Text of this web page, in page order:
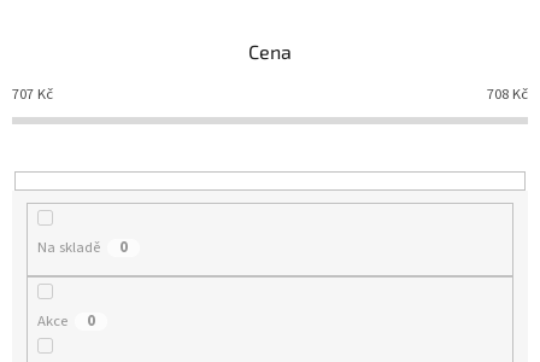
í
p
o
Cena
707 Kč 708 Kč
Na skladě 0
Akce 0